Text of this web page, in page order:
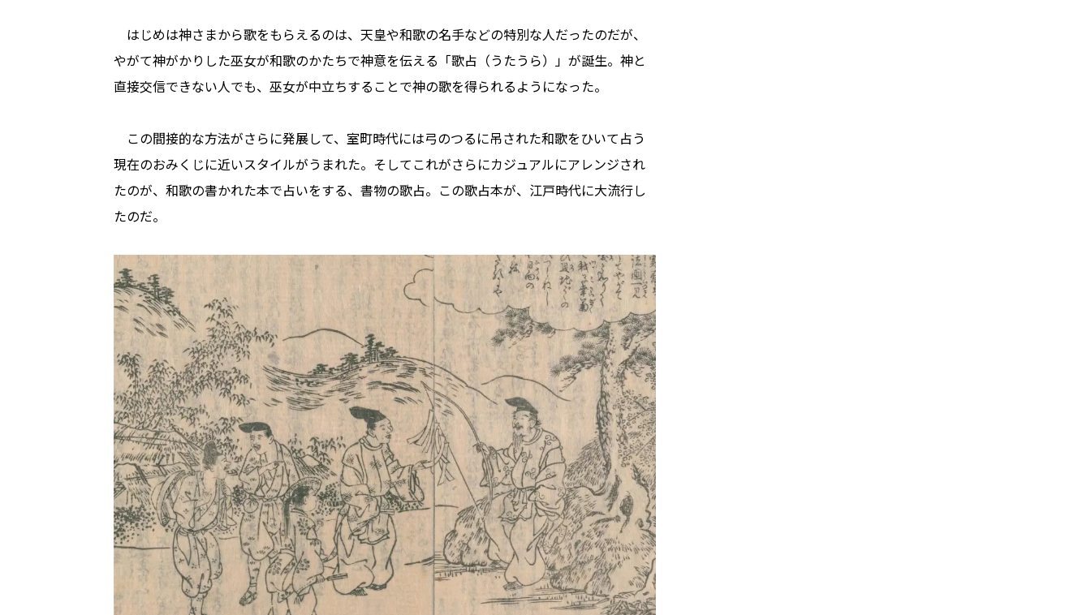
はじめは神さまから歌をもらえるのは、天皇や和歌の名手などの特別な人だったのだが、
やがて神がかりした巫女が和歌のかたちで神意を伝える「歌占（うたうら）」が誕生。神と
直接交信できない人でも、巫女が中立ちすることで神の歌を得られるようになった。
この間接的な方法がさらに発展して、室町時代には弓のつるに吊された和歌をひいて占う
現在のおみくじに近いスタイルがうまれた。そしてこれがさらにカジュアルにアレンジされ
たのが、和歌の書かれた本で占いをする、書物の歌占。この歌占本が、江戸時代に大流行し
たのだ。